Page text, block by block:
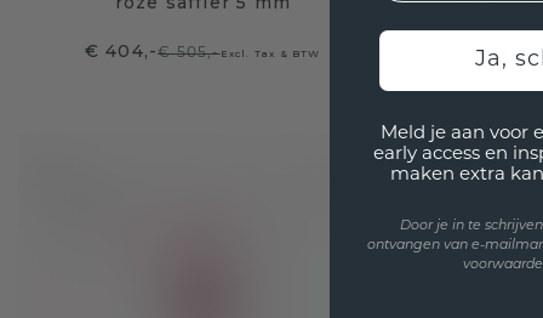
€ 404,-€ 505,-Excl. Tax & BTW €
Ja,
Meld je aan voor
early access en
maken extra
Door je in te
ontvangen van e-